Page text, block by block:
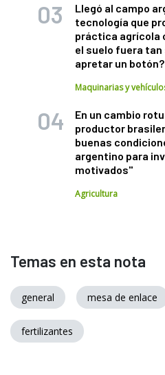
Llegó al campo
tecnología que
práctica agrícola
el suelo fuera
apretar un botón?
Maquinarias y
En un cambio
productor
buenas
argentino para
motivados"
Agricultura
Temas en esta nota
general mesa de enlace
fertilizantes